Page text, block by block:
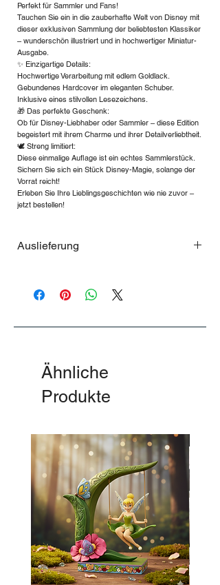
Perfekt für Sammler und Fans!
Tauchen Sie ein in die zauberhafte Welt von Disney mit
dieser exklusiven Sammlung der beliebtesten Klassiker
– wunderschön illustriert und in hochwertiger Miniatur-
Ausgabe.
✨ Einzigartige Details:
Hochwertige Verarbeitung mit edlem Goldlack.
Gebundenes Hardcover im eleganten Schuber.
Inklusive eines stilvollen Lesezeichens.
🎁 Das perfekte Geschenk:
Ob für Disney-Liebhaber oder Sammler – diese Edition
begeistert mit ihrem Charme und ihrer Detailverliebtheit.
🕊 Streng limitiert:
Diese einmalige Auflage ist ein echtes Sammlerstück.
Sichern Sie sich ein Stück Disney-Magie, solange der
Vorrat reicht!
Erleben Sie Ihre Lieblingsgeschichten wie nie zuvor –
jetzt bestellen!
Auslieferung
Peter Pan, jetzt benachrichtigen lassen
Ähnliche
Produkte